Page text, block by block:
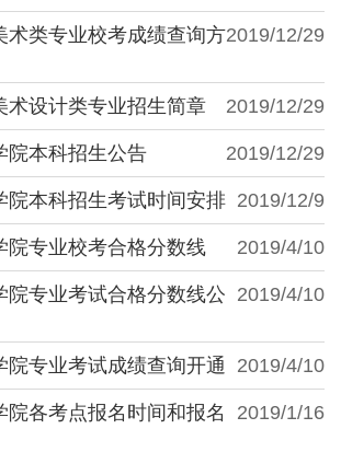
2019/12/29
术类专业校考成绩查询方
2019/12/29
术设计类专业招生简章
2019/12/29
院本科招生公告
2019/12/9
院本科招生考试时间安排
2019/4/10
院专业校考合格分数线
2019/4/10
院专业考试合格分数线公
2019/4/10
院专业考试成绩查询开通
2019/1/16
院各考点报名时间和报名